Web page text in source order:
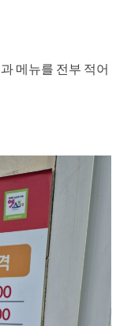
메뉴를 전부 적어